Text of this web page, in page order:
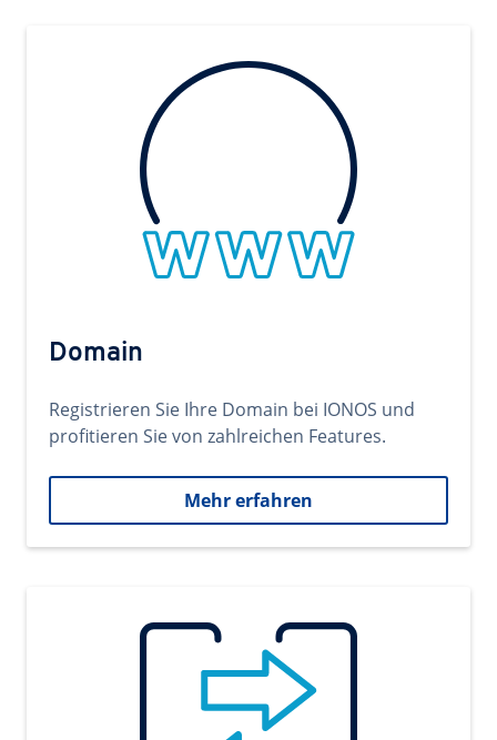
Domain
Registrieren Sie Ihre Domain bei IONOS und
profitieren Sie von zahlreichen Features.
Mehr erfahren